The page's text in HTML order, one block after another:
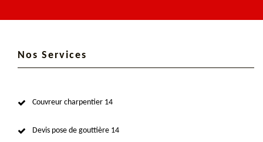
Nos Services
Couvreur charpentier 14
Devis pose de gouttière 14